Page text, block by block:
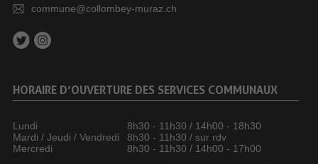
commune@collombey-muraz.ch
HORAIRE D’OUVERTURE DES SERVICES COMMUNAUX
Lundi
8h30 - 11h30 / 14h00 - 18h30
Mardi / Jeudi / Vendredi
8h30 - 11h30 / sur rdv
Mercredi
8h30 - 11h30 / 14h00 - 17h00